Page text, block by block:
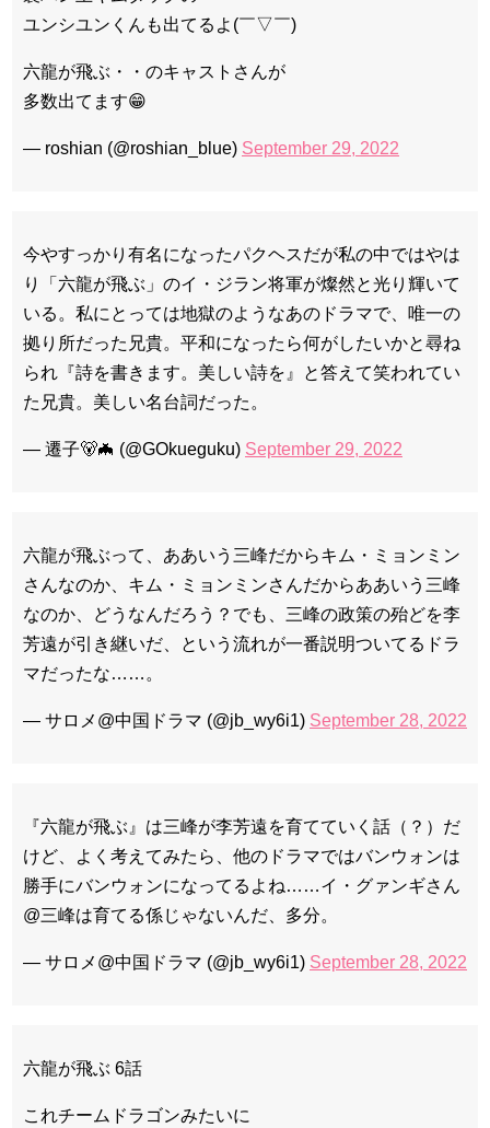
ユンシユンくんも出てるよ(￣▽￣)
六龍が飛ぶ・・のキャストさんが
多数出てます😁
— roshian (@roshian_blue) September 29, 2022
今やすっかり有名になったパクヘスだが私の中ではやは
り「六龍が飛ぶ」のイ・ジラン将軍が燦然と光り輝いて
いる。私にとっては地獄のようなあのドラマで、唯一の
拠り所だった兄貴。平和になったら何がしたいかと尋ね
られ『詩を書きます。美しい詩を』と答えて笑われてい
た兄貴。美しい名台詞だった。
— 遷子🐻🦇 (@GOkueguku) September 29, 2022
六龍が飛ぶって、ああいう三峰だからキム・ミョンミン
さんなのか、キム・ミョンミンさんだからああいう三峰
なのか、どうなんだろう？でも、三峰の政策の殆どを李
芳遠が引き継いだ、という流れが一番説明ついてるドラ
マだったな……。
— サロメ@中国ドラマ (@jb_wy6i1) September 28, 2022
『六龍が飛ぶ』は三峰が李芳遠を育てていく話（？）だ
けど、よく考えてみたら、他のドラマではバンウォンは
勝手にバンウォンになってるよね……イ・グァンギさん
@三峰は育てる係じゃないんだ、多分。
— サロメ@中国ドラマ (@jb_wy6i1) September 28, 2022
六龍が飛ぶ 6話
これチームドラゴンみたいに